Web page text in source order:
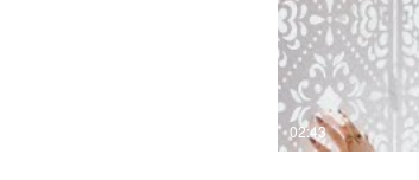
02:43